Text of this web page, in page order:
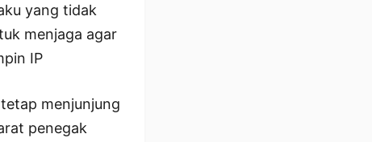
yang tidak
menjaga agar
IP
menjunjung
penegak